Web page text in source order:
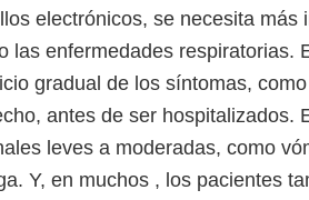
electrónicos, se necesita más
las enfermedades respiratorias.
gradual de los síntomas,
antes de ser hospitalizados.
leves a moderadas, como
Y, en muchos , los pacientes